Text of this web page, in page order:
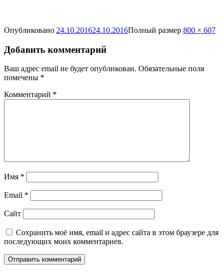
Опубликовано 24.10.201624.10.2016Полный размер 800 × 607
Добавить комментарий
Ваш адрес email не будет опубликован. Обязательные поля
помечены *
Комментарий *
Имя *
Email *
Сайт
Сохранить моё имя, email и адрес сайта в этом браузере для
последующих моих комментариев.